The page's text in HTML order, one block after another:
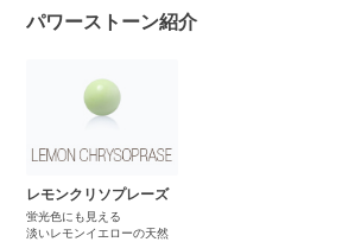
パワーストーン紹介
レモンクリソプレーズ
蛍光色にも見える
淡いレモンイエローの天然